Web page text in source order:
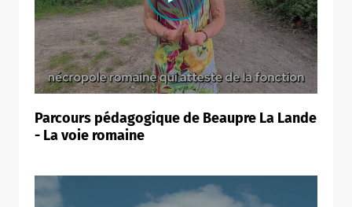
Parcours pédagogique de Beaupre La Lande
- La voie romaine